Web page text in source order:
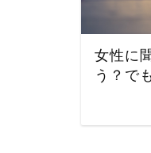
女性に
う？で